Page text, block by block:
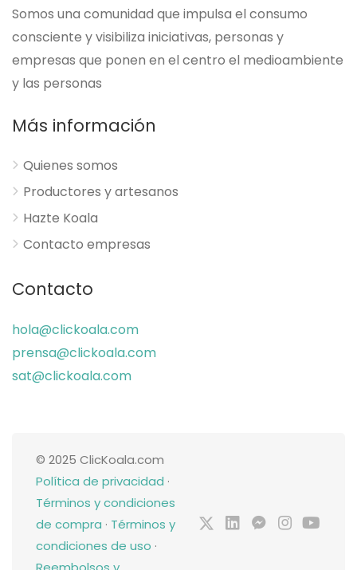
Somos una comunidad que impulsa el consumo
consciente y visibiliza iniciativas, personas y
empresas que ponen en el centro el medioambiente
y las personas
Más información
Quienes somos
Productores y artesanos
Hazte Koala
Contacto empresas
Contacto
hola@clickoala.com
prensa@clickoala.com
sat@clickoala.com
© 2025 ClicKoala.com
Política de privacidad ·
Términos y condiciones
de compra · Términos y
condiciones de uso ·